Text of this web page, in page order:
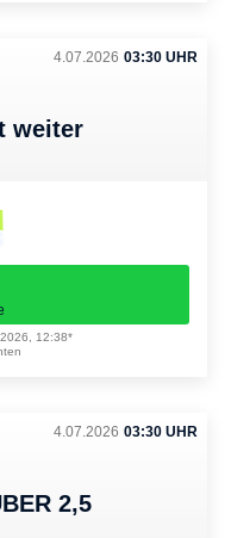
4.07.2026 03:30 UHR
weiter
12:38*
4.07.2026 03:30 UHR
2,5